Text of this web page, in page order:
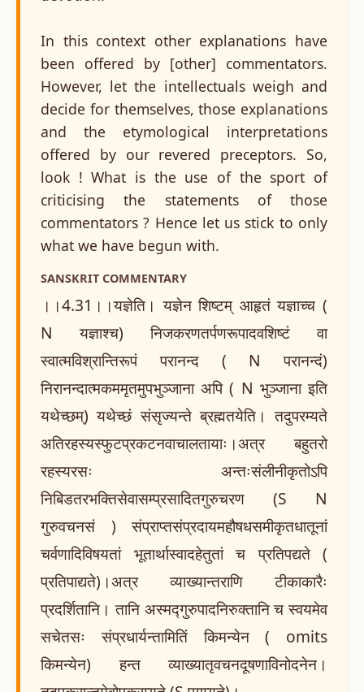
In this context other explanations have
been offered by [other] commentators.
However, let the intellectuals weigh and
decide for themselves, those explanations
and the etymological interpretations
offered by our revered preceptors. So,
look ! What is the use of the sport of
criticising the statements of those
commentators ? Hence let us stick to only
what we have begun with.
SANSKRIT COMMENTARY
।।4.31।।यज्ञेति। यज्ञेन शिष्टम् आहृतं यज्ञाच्च (
N यज्ञाश्च) निजकरणतर्पणरूपादवशिष्टं वा
स्वात्मविश्रान्तिरूपं परानन्द ( N परानन्दं)
निरानन्दात्मकममृतमुपभुञ्जाना अपि ( N भुञ्जाना इति
यथेच्छम्) यथेच्छं संसृज्यन्ते ब्रह्मतयेति। तदुपरम्यते
अतिरहस्यस्फुटप्रकटनवाचालतायाः।अत्र बहुतरो
रहस्यरसः अन्तःसंलीनीकृतोऽपि
निबिडतरभक्तिसेवासम्प्रसादितगुरुचरण (S N
गुरुवचनसं ) संप्राप्तसंप्रदायमहौषधसमीकृतधातूनां
चर्वणादिविषयतां भूतार्थास्वादहेतुतां च प्रतिपद्यते (
प्रतिपाद्यते)।अत्र व्याख्यान्तराणि टीकाकारैः
प्रदर्शितानि। तानि अस्मद्गुरुपादनिरुक्तानि च स्वयमेव
सचेतसः संप्रधार्यन्तामितिं किमन्येन ( omits
किमन्येन) हन्त व्याख्यातृवचनदूषणाविनोदनेन।